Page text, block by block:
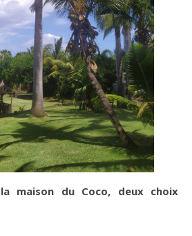
maison du Coco, deux choix